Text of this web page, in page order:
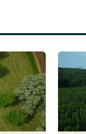
Läs mer